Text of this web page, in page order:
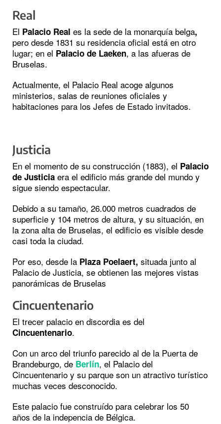
Real
El Palacio Real es la sede de la monarquía belga,
pero desde 1831 su residencia oficial está en otro
lugar; en el Palacio de Laeken, a las afueras de
Bruselas.
Actualmente, el Palacio Real acoge algunos
ministerios, salas de reuniones oficiales y
habitaciones para los Jefes de Estado invitados.
Justicia
En el momento de su construcción (1883), el Palacio
de Justicia era el edificio más grande del mundo y
sigue siendo espectacular.
Debido a su tamaño, 26.000 metros cuadrados de
superficie y 104 metros de altura, y su situación, en
la zona alta de Bruselas, el edificio es visible desde
casi toda la ciudad.
Por eso, desde la Plaza Poelaert, situada junto al
Palacio de Justicia, se obtienen las mejores vistas
panorámicas de Bruselas
Cincuentenario
El trecer palacio en discordia es del
Cincuentenario.
Con un arco del triunfo parecido al de la Puerta de
Brandeburgo, de Berlín, el Palacio del
Cincuentenario y su parque son un atractivo turístico
muchas veces desconocido.
Este palacio fue construído para celebrar los 50
años de la indepencia de Bélgica.